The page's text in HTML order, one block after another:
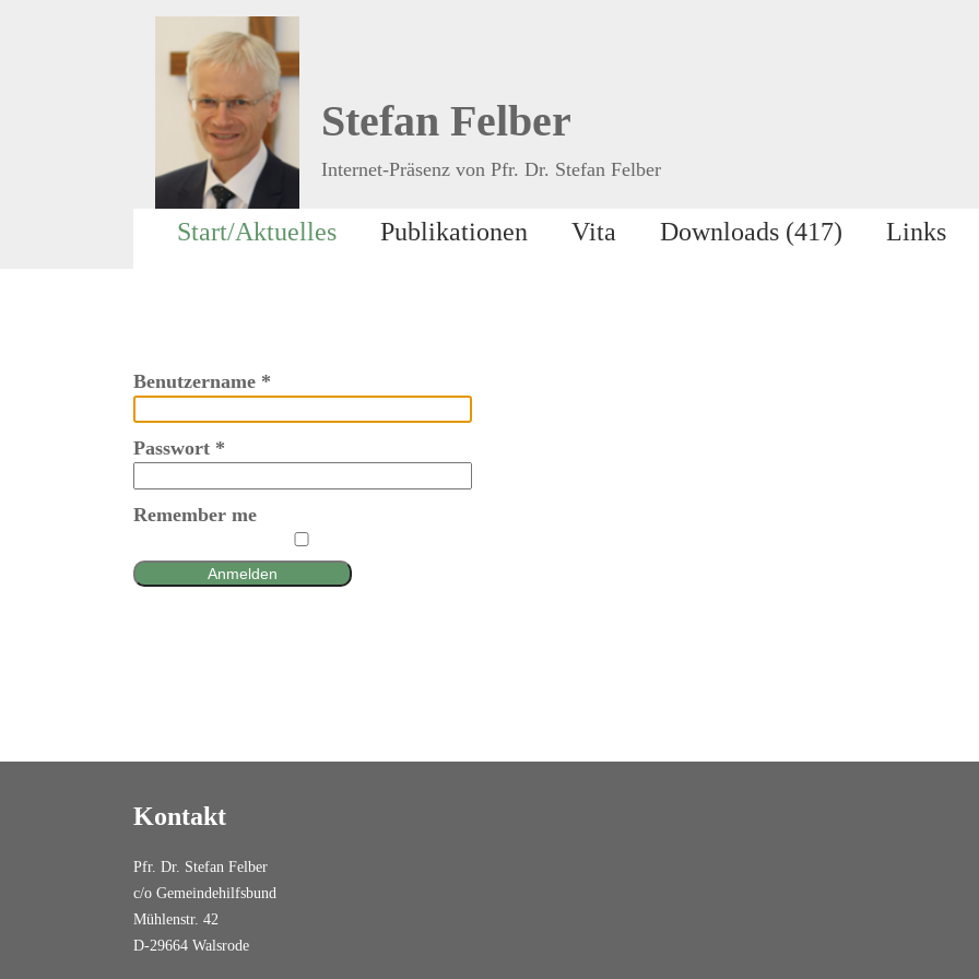
Stefan Felber
Internet-Präsenz von Pfr. Dr. Stefan Felber
Start/Aktuelles Publikationen Vita Downloads (417) Links
Benutzername *
Passwort *
Remember me
Anmelden
Kontakt
Pfr. Dr. Stefan Felber
c/o Gemeindehilfsbund
Mühlenstr. 42
D-29664 Walsrode